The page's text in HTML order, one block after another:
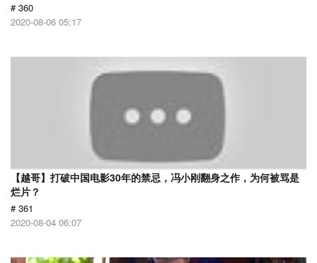
# 360
2020-08-06 05:17
【越哥】打破中国电影30年的禁忌，冯小刚翻身之作，为何被骂是
烂片？
# 361
2020-08-04 06:07